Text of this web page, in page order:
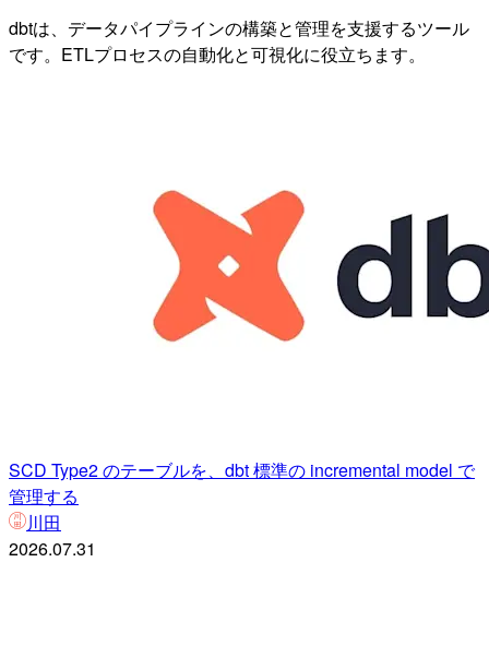
dbtは、データパイプラインの構築と管理を支援するツール
です。ETLプロセスの自動化と可視化に役立ちます。
SCD Type2 のテーブルを、dbt 標準の incremental model で
管理する
川田
2026.07.31